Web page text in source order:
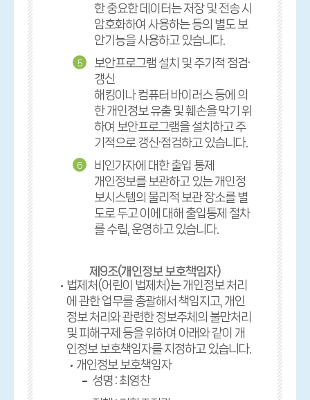
한 중요한 데이터는 저장 및 전송 시
암호화하여 사용하는 등의 별도 보
안기능을 사용하고 있습니다.
5
보안프로그램 설치 및 주기적 점검·
갱신
해킹이나 컴퓨터 바이러스 등에 의
한 개인정보 유출 및 훼손을 막기 위
하여 보안프로그램을 설치하고 주
기적으로 갱신·점검하고 있습니다.
6
비인가자에 대한 출입 통제
개인정보를 보관하고 있는 개인정
보시스템의 물리적 보관 장소를 별
도로 두고 이에 대해 출입통제 절차
를 수립, 운영하고 있습니다.
제9조(개인정보 보호책임자)
법제처(어린이 법제처)는 개인정보 처리
에 관한 업무를 총괄해서 책임지고, 개인
정보 처리와 관련한 정보주체의 불만처리
및 피해구제 등을 위하여 아래와 같이 개
인정보 보호책임자를 지정하고 있습니다.
개인정보 보호책임자
성명 : 최영찬